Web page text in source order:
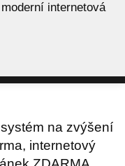
internetová
na zvýšení
internetový